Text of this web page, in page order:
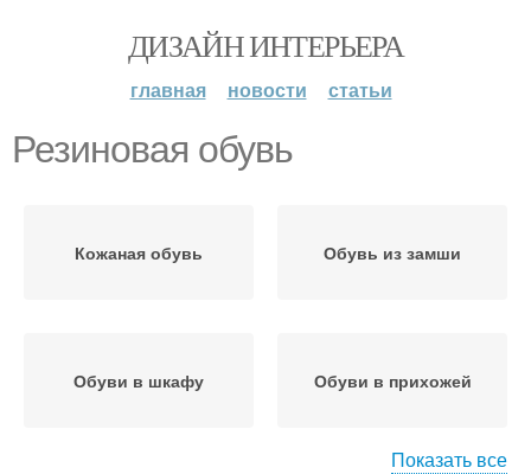
ДИЗАЙН ИНТЕРЬЕРА
главная новости статьи
Резиновая обувь
Кожаная обувь Обувь из замши
Обуви в шкафу Обуви в прихожей
Показать все